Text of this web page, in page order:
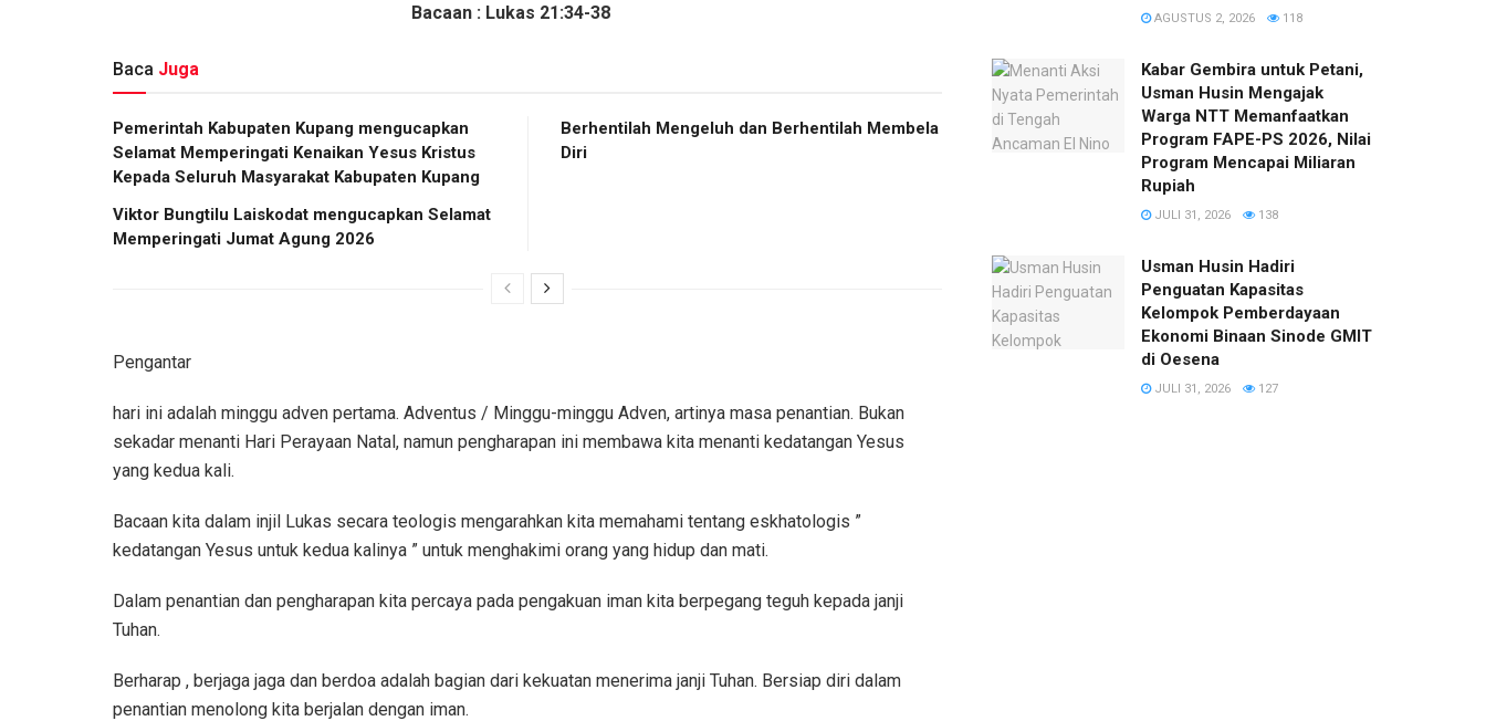
Bacaan : Lukas 21:34-38
Baca Juga
Pemerintah Kabupaten Kupang mengucapkan
Selamat Memperingati Kenaikan Yesus Kristus
Kepada Seluruh Masyarakat Kabupaten Kupang
Viktor Bungtilu Laiskodat mengucapkan Selamat
Memperingati Jumat Agung 2026
Berhentilah Mengeluh dan Berhentilah Membela
Diri
Pengantar
hari ini adalah minggu adven pertama. Adventus / Minggu-minggu Adven, artinya masa penantian. Bukan
sekadar menanti Hari Perayaan Natal, namun pengharapan ini membawa kita menanti kedatangan Yesus
yang kedua kali.
Bacaan kita dalam injil Lukas secara teologis mengarahkan kita memahami tentang eskhatologis ”
kedatangan Yesus untuk kedua kalinya ” untuk menghakimi orang yang hidup dan mati.
Dalam penantian dan pengharapan kita percaya pada pengakuan iman kita berpegang teguh kepada janji
Tuhan.
Berharap , berjaga jaga dan berdoa adalah bagian dari kekuatan menerima janji Tuhan. Bersiap diri dalam
penantian menolong kita berjalan dengan iman.
AGUSTUS 2, 2026 118
Kabar Gembira untuk Petani,
Usman Husin Mengajak
Warga NTT Memanfaatkan
Program FAPE-PS 2026, Nilai
Program Mencapai Miliaran
Rupiah
JULI 31, 2026 138
​Usman Husin Hadiri
Penguatan Kapasitas
Kelompok Pemberdayaan
Ekonomi Binaan Sinode GMIT
di Oesena
JULI 31, 2026 127